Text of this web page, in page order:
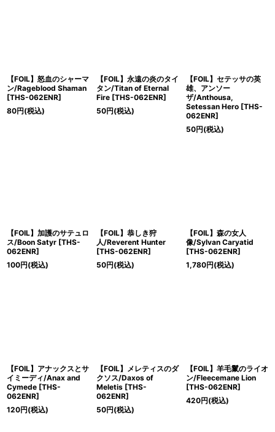
【FOIL】怒血のシャーマ
ン/Rageblood Shaman
[THS-062ENR]
80円(税込)
【FOIL】永遠の炎のタイ
タン/Titan of Eternal
Fire [THS-062ENR]
50円(税込)
【FOIL】セテッサの英
雄、アンソー
ザ/Anthousa,
Setessan Hero [THS-
062ENR]
50円(税込)
【FOIL】加護のサテュロ
ス/Boon Satyr [THS-
062ENR]
100円(税込)
【FOIL】恭しき狩
人/Reverent Hunter
[THS-062ENR]
50円(税込)
【FOIL】森の女人
像/Sylvan Caryatid
[THS-062ENR]
1,780円(税込)
【FOIL】アナックスとサ
イミーディ/Anax and
Cymede [THS-
062ENR]
120円(税込)
【FOIL】メレティスのダ
クソス/Daxos of
Meletis [THS-
062ENR]
50円(税込)
【FOIL】羊毛鬣のライオ
ン/Fleecemane Lion
[THS-062ENR]
420円(税込)